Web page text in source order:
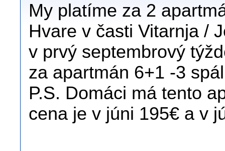
My platíme za 2
Hvare v časti Vitarnja /
v prvý septembrový
za apartmán 6+1 -3
P.S. Domáci má tento
cena je v júni 195€ a v